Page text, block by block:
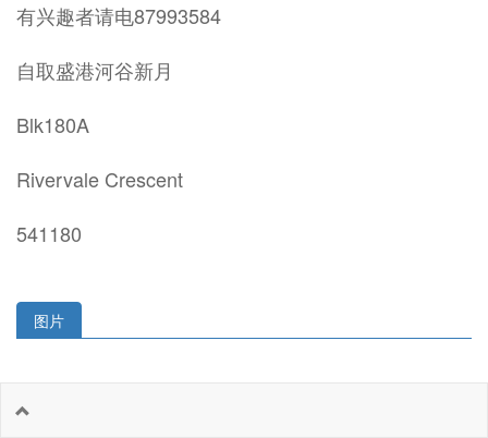
有兴趣者请电87993584
自取盛港河谷新月
Blk180A
Rivervale Crescent
541180
图片